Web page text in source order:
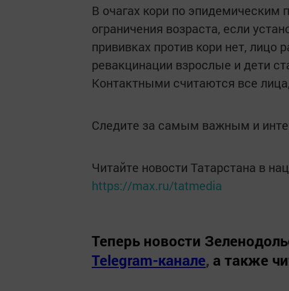
В очагах кори по эпидемическим
ограничения возраста, если
прививках против кори нет, лицо
ревакцинации взрослые и дети
Контактными считаются все
Следите за самым важным и
Читайте новости Татарстана в
https://max.ru/tatmedia
Теперь новости
Telegram-канале, а также